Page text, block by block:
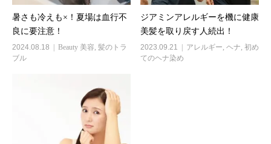
暑さも冷えも×！夏場は血行不
良に要注意！
2024.08.18 Beauty 美容, 髪のトラ
ブル
ジアミンアレルギーを機に健康
美髪を取り戻す人続出！
2023.09.21 アレルギー, ヘナ, 初め
てのヘナ染め